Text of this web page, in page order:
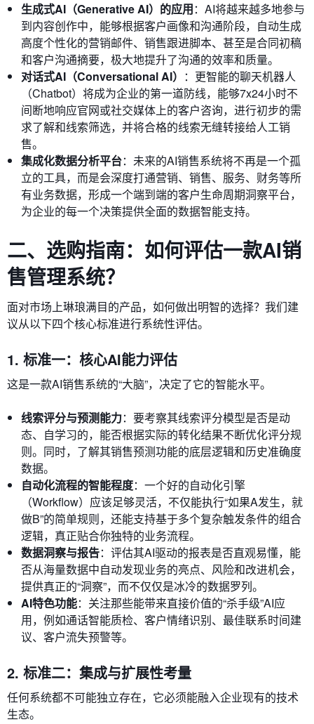
生成式AI（Generative AI）的应用：AI将越来越多地参与
到内容创作中，能够根据客户画像和沟通阶段，自动生成
高度个性化的营销邮件、销售跟进脚本、甚至是合同初稿
和客户沟通摘要，极大地提升了沟通的效率和质量。
对话式AI（Conversational AI） ：更智能的聊天机器人
（Chatbot）将成为企业的第一道防线，能够7x24小时不
间断地响应官网或社交媒体上的客户咨询，进行初步的需
求了解和线索筛选，并将合格的线索无缝转接给人工销
售。
集成化数据分析平台：未来的AI销售系统将不再是一个孤
立的工具，而是会深度打通营销、销售、服务、财务等所
有业务数据，形成一个端到端的客户生命周期洞察平台，
为企业的每一个决策提供全面的数据智能支持。
二、选购指南：如何评估一款AI销
售管理系统？
面对市场上琳琅满目的产品，如何做出明智的选择？我们建
议从以下四个核心标准进行系统性评估。
1. 标准一：核心AI能力评估
这是一款AI销售系统的“大脑”，决定了它的智能水平。
线索评分与预测能力：要考察其线索评分模型是否是动
态、自学习的，能否根据实际的转化结果不断优化评分规
则。同时，了解其销售预测功能的底层逻辑和历史准确度
数据。
自动化流程的智能程度：一个好的自动化引擎
（Workflow）应该足够灵活，不仅能执行“如果A发生，就
做B”的简单规则，还能支持基于多个复杂触发条件的组合
逻辑，真正贴合你独特的业务流程。
数据洞察与报告：评估其AI驱动的报表是否直观易懂，能
否从海量数据中自动发现业务的亮点、风险和改进机会，
提供真正的“洞察”，而不仅仅是冰冷的数据罗列。
AI特色功能：关注那些能带来直接价值的“杀手级”AI应
用，例如通话智能质检、客户情绪识别、最佳联系时间建
议、客户流失预警等。
2. 标准二：集成与扩展性考量
任何系统都不可能独立存在，它必须能融入企业现有的技术
生态。